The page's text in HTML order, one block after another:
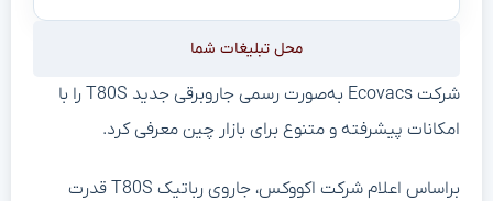
محل تبلیغات شما
شرکت Ecovacs به‌صورت رسمی جاروبرقی جدید T80S را با
امکانات پیشرفته و متنوع برای بازار چین معرفی کرد.
براساس اعلام شرکت اکووکس، جاروی رباتیک T80S قدرت